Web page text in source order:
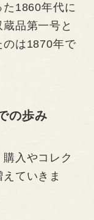
た1860年代に
品第一号と
のは1870年で
の歩み
入やコレク
ていきま